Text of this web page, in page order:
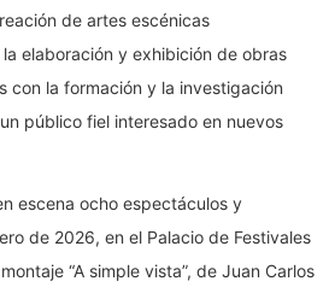
de artes escénicas
elaboración y exhibición de obras
con la formación y la investigación
público fiel interesado en nuevos
escena ocho espectáculos y
de 2026, en el Palacio de Festivales
“A simple vista”, de Juan Carlos